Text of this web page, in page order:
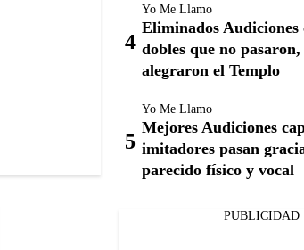
Yo Me Llamo
Eliminados Audiciones
dobles que no
alegraron el Templo
Yo Me Llamo
Mejores Audiciones
imitadores pasan
parecido físico y vocal
PUBLICIDAD